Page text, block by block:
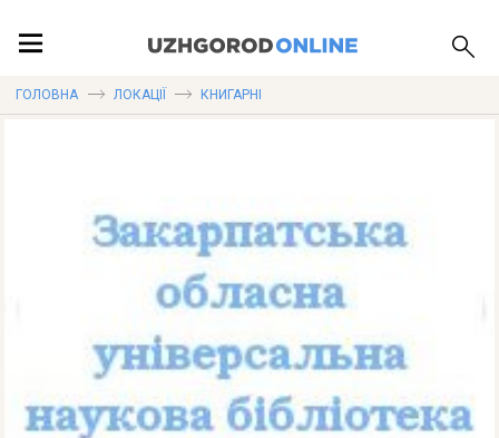
ГОЛОВНА ЛОКАЦІЇ КНИГАРНІ